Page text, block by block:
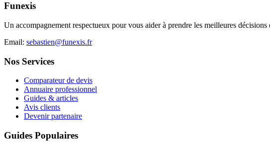
Funexis
Un accompagnement respectueux pour vous aider à prendre les meilleures
Email: sebastien@funexis.fr
Nos Services
Comparateur de devis
Annuaire professionnel
Guides & articles
Avis clients
Devenir partenaire
Guides Populaires